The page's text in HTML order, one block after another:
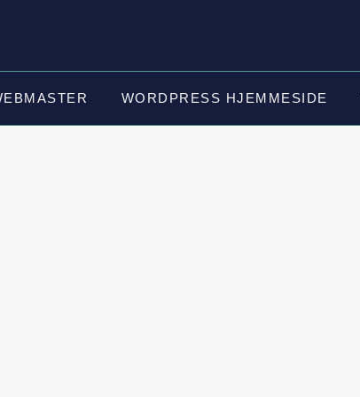
WORDPRESS HJEMMESIDE